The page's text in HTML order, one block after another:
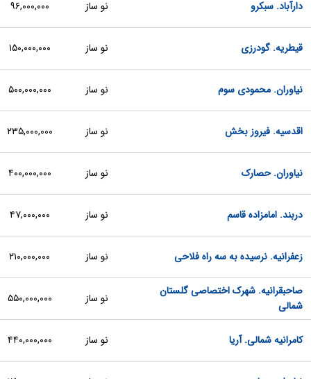
دارآباد. سبکرو نو ساز ۹۶,۰۰۰,۰۰۰
قیطریه. گودرزی نو ساز ۱۵۰,۰۰۰,۰۰۰
نیاوران. محمودی سوم نو ساز ۵۰۰,۰۰۰,۰۰۰
اقدسیه. فیروز بخش نو ساز ۲۳۵,۰۰۰,۰۰۰
نیاوران. حصارک نو ساز ۴۰۰,۰۰۰,۰۰۰
دربند. امامزاده قاسم نو ساز ۴۷,۰۰۰,۰۰۰
زعفرانیه. نرسیده به سه راه فلاحی نو ساز ۲۱۰,۰۰۰,۰۰۰
صاحبقرانیه. شهرک اختصاصی گلستان
شمالی
نو ساز ۵۵۰,۰۰۰,۰۰۰
کامرانیه شمالی. آریا نو ساز ۴۴۰,۰۰۰,۰۰۰